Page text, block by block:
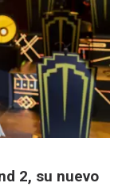
2, su nuevo